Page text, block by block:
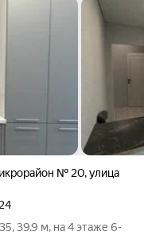
№ 20,улица
39.9 м, на 4 этаже 6-